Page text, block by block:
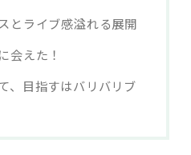
とライブ感溢れる展開
会えた！
、目指すはバリバリブ